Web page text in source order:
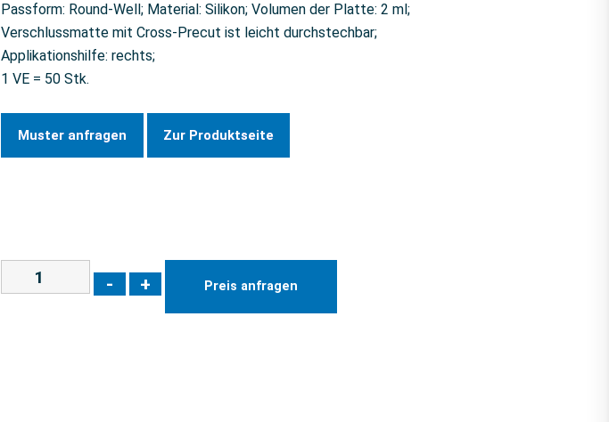
Passform: Round-Well; Material: Silikon; Volumen der Platte: 2 ml;
Verschlussmatte mit Cross-Precut ist leicht durchstechbar;
Applikationshilfe: rechts;
1 VE = 50 Stk.
Muster anfragen Zur Produktseite
- + Preis anfragen